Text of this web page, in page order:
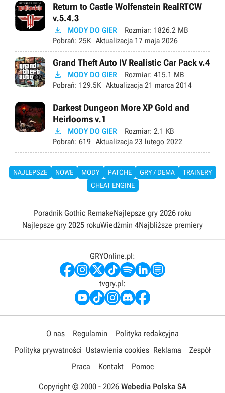
Return to Castle Wolfenstein RealRTCW
v.5.4.3
 MODY DO GIER Rozmiar: 1826.2 MB
Pobrań: 25K Aktualizacja 17 maja 2026
Grand Theft Auto IV Realistic Car Pack v.4
 MODY DO GIER Rozmiar: 415.1 MB
Pobrań: 129.5K Aktualizacja 21 marca 2014
Darkest Dungeon More XP Gold and
Heirlooms v.1
 MODY DO GIER Rozmiar: 2.1 KB
Pobrań: 619 Aktualizacja 23 lutego 2022
NAJLEPSZE NOWE MODY PATCHE GRY / DEMA
TRAINERY
CHEAT ENGINE
Poradnik Gothic RemakeNajlepsze gry 2026 roku
Najlepsze gry 2025 rokuWiedźmin 4Najbliższe premiery
GRYOnline.pl:
tvgry.pl:
O nas Regulamin
Polityka redakcyjna
Polityka prywatności Ustawienia cookies Reklama
Zespół
Praca
Kontakt Pomoc
Copyright © 2000 - 2026 Webedia Polska SA